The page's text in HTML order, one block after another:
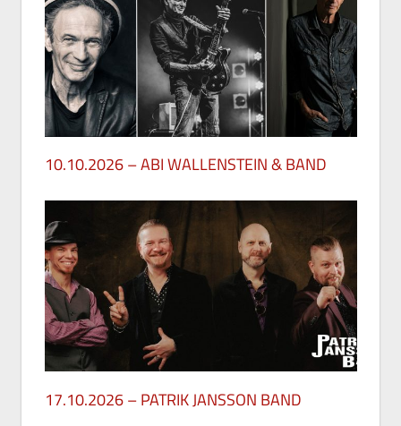
10.10.2026 – ABI WALLENSTEIN & BAND
17.10.2026 – PATRIK JANSSON BAND